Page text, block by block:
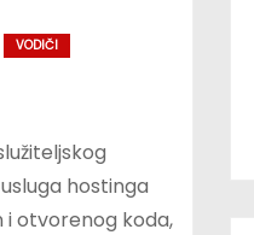
VODIČI
hostinga
otvorenog koda,